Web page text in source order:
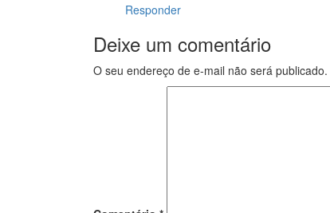
Responder
Deixe um comentário
O seu endereço de e-mail não será publicado.